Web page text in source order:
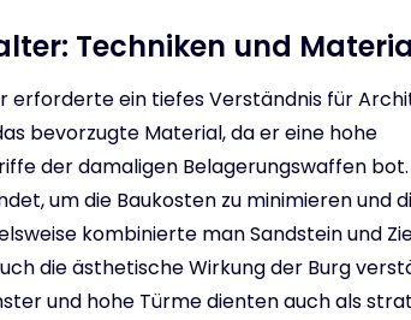
Techniken und
erforderte ein tiefes Verständnis für
bevorzugte Material, da er eine hohe
der damaligen Belagerungswaffen
um die Baukosten zu minimieren und
kombinierte man Sandstein und
die ästhetische Wirkung der Burg
und hohe Türme dienten auch als